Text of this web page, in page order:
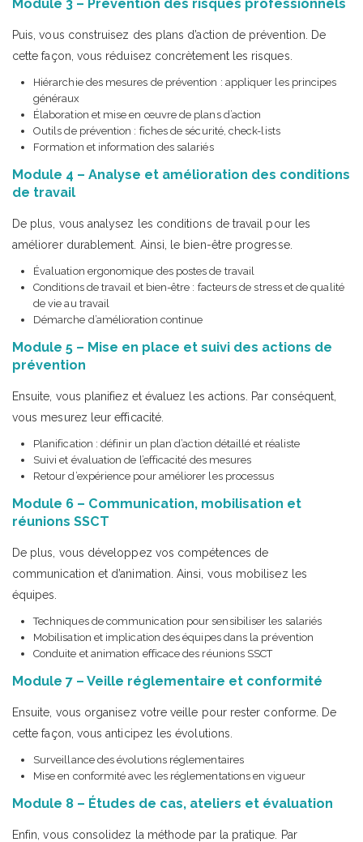
Module 3 – Prévention des risques professionnels
Puis, vous construisez des plans d’action de prévention. De
cette façon, vous réduisez concrètement les risques.
Hiérarchie des mesures de prévention : appliquer les principes
généraux
Élaboration et mise en œuvre de plans d’action
Outils de prévention : fiches de sécurité, check-lists
Formation et information des salariés
Module 4 – Analyse et amélioration des conditions
de travail
De plus, vous analysez les conditions de travail pour les
améliorer durablement. Ainsi, le bien-être progresse.
Évaluation ergonomique des postes de travail
Conditions de travail et bien-être : facteurs de stress et de qualité
de vie au travail
Démarche d’amélioration continue
Module 5 – Mise en place et suivi des actions de
prévention
Ensuite, vous planifiez et évaluez les actions. Par conséquent,
vous mesurez leur efficacité.
Planification : définir un plan d’action détaillé et réaliste
Suivi et évaluation de l’efficacité des mesures
Retour d’expérience pour améliorer les processus
Module 6 – Communication, mobilisation et
réunions SSCT
De plus, vous développez vos compétences de
communication et d’animation. Ainsi, vous mobilisez les
équipes.
Techniques de communication pour sensibiliser les salariés
Mobilisation et implication des équipes dans la prévention
Conduite et animation efficace des réunions SSCT
Module 7 – Veille réglementaire et conformité
Ensuite, vous organisez votre veille pour rester conforme. De
cette façon, vous anticipez les évolutions.
Surveillance des évolutions réglementaires
Mise en conformité avec les réglementations en vigueur
Module 8 – Études de cas, ateliers et évaluation
Enfin, vous consolidez la méthode par la pratique. Par